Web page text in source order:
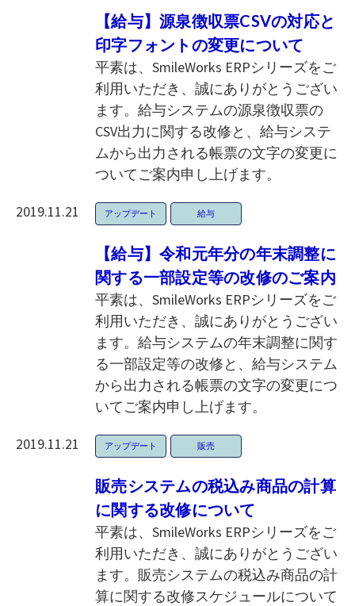
【給与】源泉徴収票CSVの対応と
印字フォントの変更について
平素は、SmileWorks ERPシリーズをご
利用いただき、誠にありがとうござい
ます。給与システムの源泉徴収票の
CSV出力に関する改修と、給与システ
ムから出力される帳票の文字の変更に
ついてご案内申し上げます。
2019.11.21 アップデート 給与
【給与】令和元年分の年末調整に
関する一部設定等の改修のご案内
平素は、SmileWorks ERPシリーズをご
利用いただき、誠にありがとうござい
ます。給与システムの年末調整に関す
る一部設定等の改修と、給与システム
から出力される帳票の文字の変更につ
いてご案内申し上げます。
2019.11.21 アップデート 販売
販売システムの税込み商品の計算
に関する改修について
平素は、SmileWorks ERPシリーズをご
利用いただき、誠にありがとうござい
ます。販売システムの税込み商品の計
算に関する改修スケジュールについて